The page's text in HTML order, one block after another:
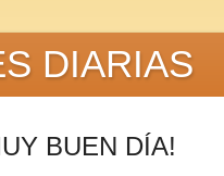
DIARIAS
BUEN DÍA!